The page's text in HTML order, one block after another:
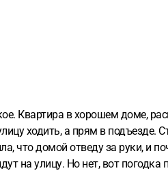
Квартира в хорошем доме,
ходить, а прям в подъезде.
что домой отведу за руки, и
на улицу. Но нет, вот погодка